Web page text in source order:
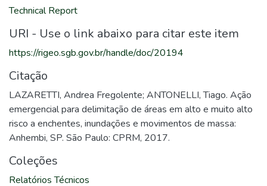
Technical Report
URI - Use o link abaixo para citar este item
https://rigeo.sgb.gov.br/handle/doc/20194
Citação
LAZARETTI, Andrea Fregolente; ANTONELLI, Tiago. Ação
emergencial para delimitação de áreas em alto e muito alto
risco a enchentes, inundações e movimentos de massa:
Anhembi, SP. São Paulo: CPRM, 2017.
Coleções
Relatórios Técnicos